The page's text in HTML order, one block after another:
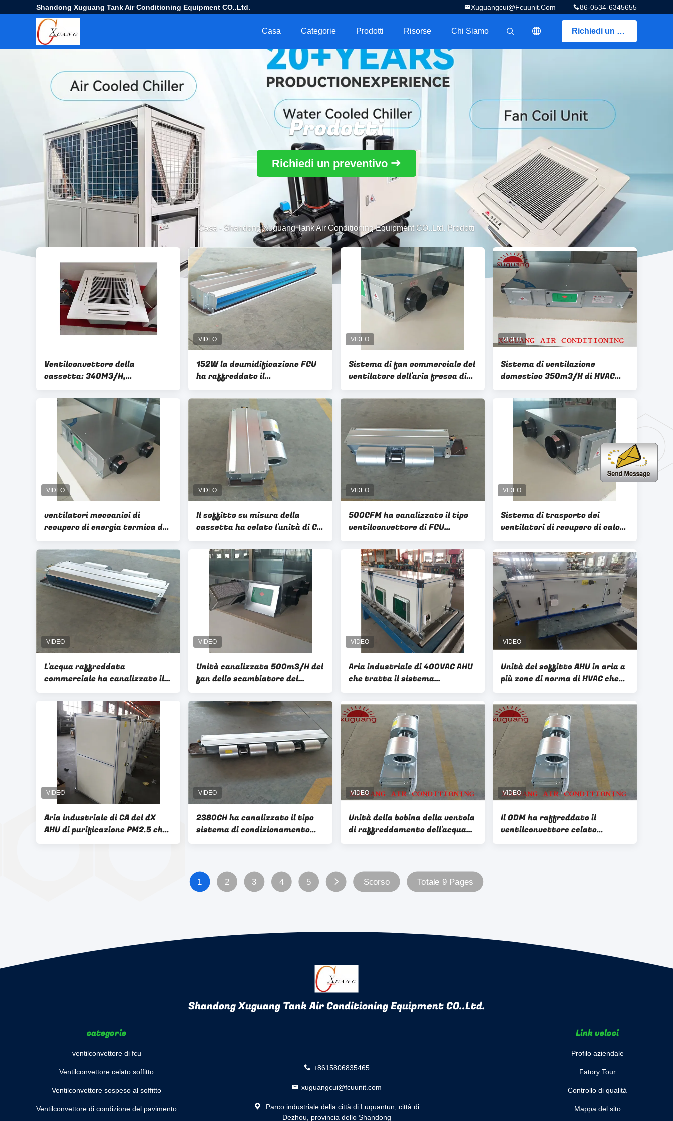
Shandong Xuguang Tank Air Conditioning Equipment CO..Ltd. 86-0534-6345655
Xuguangcui@fcuunit.com
Richiedi un preventivo
Casa Categorie Prodotti Risorse Chi Siamo
Prodotti
Richiedi un preventivo
Casa - Shandong Xuguang Tank Air Conditioning Equipment CO..Ltd. Prodotti
Ventilconvettore della
cassetta: 340M3/H,
raffreddamento di 2100w &
riscaldamento 3360w, 1 fan &
motore, 24kg
152W la deumidificazione FCU
ha raffreddato il
ventilconvettore dell'acqua per
il condizionatore d'aria
centrale
Sistema di fan commerciale del
ventilatore dell'aria fresca di
recupero di energia dell'OEM
Dehumidier
Sistema di ventilazione
domestico 350m3/H di HVAC
dello scambiatore dell'aria
fresca di recupero di calore
ventilatori meccanici di
recupero di energia termica del
sistema dell'aria fresca della
Camera di 200w ERV
Il soffitto su misura della
cassetta ha celato l'unità di CA
di FCU in condizionamento
d'aria
500CFM ha canalizzato il tipo
ventilconvettore di FCU
dell'acqua con la bobina di
alluminio idrofila
Sistema di trasporto dei
ventilatori di recupero di calore
di Ahu dell'aria fresca di
recupero di calore HRV
L'acqua raffreddata
commerciale ha canalizzato il
ventilconvettore di FCU per il
terminale del condizionamento
d'aria
Unità canalizzata 500m3/H del
fan dello scambiatore del
ventilatore dell'aria fresca del
riscaldamento dello scarico
Aria industriale di 400VAC AHU
che tratta il sistema
2000m3/h di HVAC
dell'operatore delle unità
Unità del soffitto AHU in aria a
più zone di norma di HVAC che
tratta unità
Aria industriale di CA del dX
AHU di purificazione PM2.5 che
tratta unità 380v
2380CH ha canalizzato il tipo
sistema di condizionamento
d'aria di FCU del
Unità della bobina della ventola
di raffreddamento dell'acqua
celata soffitto di HVAC FCU con
Il ODM ha raffreddato il
ventilconvettore celato
soffitto di FCU dell'acqua per il
1 2 3 4 5 Scorso Totale 9 Pages
Shandong Xuguang Tank Air Conditioning Equipment CO..Ltd.
categorie
ventilconvettore di fcu
Ventilconvettore celato soffitto
Ventilconvettore sospeso al soffitto
Ventilconvettore di condizione del pavimento
+8615806835465
xuguangcui@fcuunit.com
Parco industriale della città di Luquantun, città di
Dezhou, provincia dello Shandong
Link veloci
Profilo aziendale
Fatory Tour
Controllo di qualità
Mappa del sito